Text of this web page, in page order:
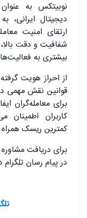
نوبیتکس به
دیجیتال ایرانی،
ارتقای امنیت
شفافیت و دقت
بیشتری به
از احراز هویت
قوانین نقش مهمی
برای معامله‌گران
کاربران
کمترین ریسک
برای دریافت
در پیام رسان